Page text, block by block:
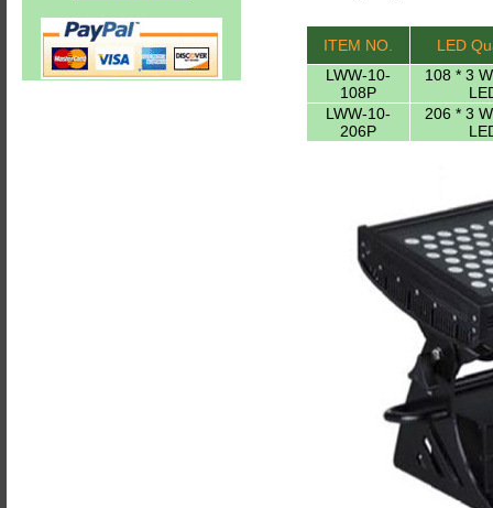
ITEM NO.
LED
LWW-10-
108P
108 * 3
LWW-10-
206P
206 * 3